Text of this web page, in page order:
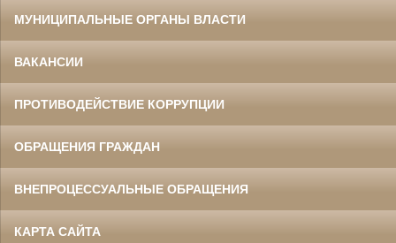
МУНИЦИПАЛЬНЫЕ ОРГАНЫ ВЛАСТИ
ВАКАНСИИ
ПРОТИВОДЕЙСТВИЕ КОРРУПЦИИ
ОБРАЩЕНИЯ ГРАЖДАН
ВНЕПРОЦЕССУАЛЬНЫЕ ОБРАЩЕНИЯ
КАРТА САЙТА